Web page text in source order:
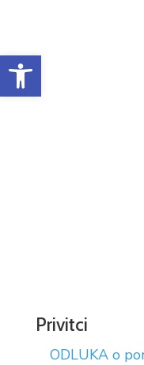
Open toolbar
Privitci
ODLUKA o